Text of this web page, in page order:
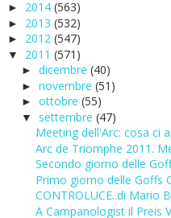
► 2014 (563)
► 2013 (532)
► 2012 (547)
▼ 2011 (571)
► dicembre (40)
► novembre (51)
► ottobre (55)
▼ settembre (47)
Meeting dell'Arc: cosa ci
Arc de Triomphe 2011.
Secondo giorno delle
Primo giorno delle Goffs
CONTROLUCE..di Mario
A Campanologist il Preis